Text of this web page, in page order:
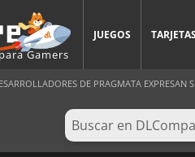
Gamers
JUEGOS
DE PRAGMATA EXPRESAN